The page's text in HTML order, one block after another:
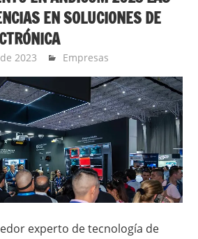
EN SOLUCIONES DE
2023 YesidAguilar
Empresas
experto de tecnología de